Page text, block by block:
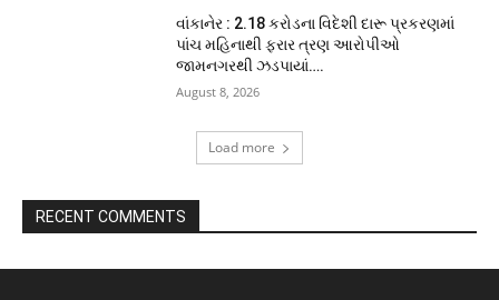
વાંકાનેર : 2.18 કરોડના વિદેશી દારૂ પ્રકરણમાં
પાંચ મહિનાથી ફરાર ત્રણ આરોપીઓ
જામનગરથી ઝડપાયાં….
August 8, 2026
Load more
RECENT COMMENTS